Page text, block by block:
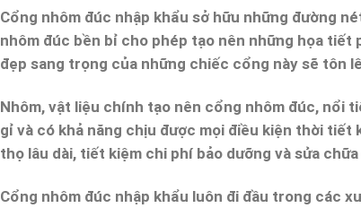
Cổng nhôm đúc nhập khẩu sở hữu những đường
nhôm đúc bền bỉ cho phép tạo nên những họa
đẹp sang trọng của những chiếc cổng này sẽ tôn
Nhôm, vật liệu chính tạo nên cổng nhôm đúc, nổi
gỉ và có khả năng chịu được mọi điều kiện thời
thọ lâu dài, tiết kiệm chi phí bảo dưỡng và sửa
Cổng nhôm đúc nhập khẩu luôn đi đầu trong các